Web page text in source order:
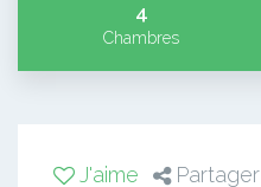
4
Chambres
J'aime Partager